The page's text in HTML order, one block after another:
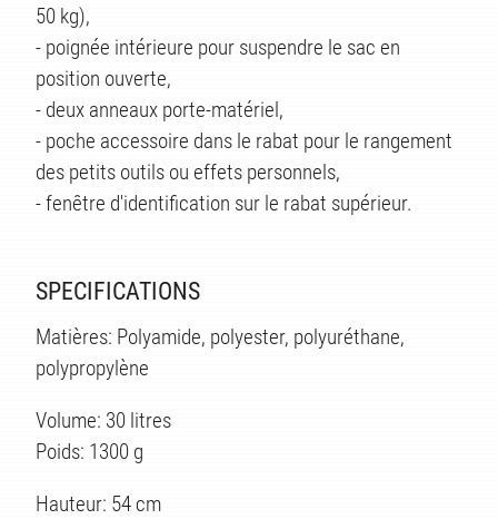
50 kg),
- poignée intérieure pour suspendre le sac en
position ouverte,
- deux anneaux porte-matériel,
- poche accessoire dans le rabat pour le rangement
des petits outils ou effets personnels,
- fenêtre d'identification sur le rabat supérieur.
SPECIFICATIONS
Matières: Polyamide, polyester, polyuréthane,
polypropylène
Volume: 30 litres
Poids: 1300 g
Hauteur: 54 cm